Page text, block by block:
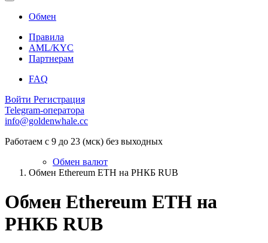
Обмен
Правила
AML/KYC
Партнерам
FAQ
Войти Регистрация
Telegram-оператора
info@goldenwhale.cc
Работаем с 9 до 23 (мск) без выходных
Обмен валют
Обмен Ethereum ETH на РНКБ RUB
Обмен Ethereum ETH на
РНКБ RUB